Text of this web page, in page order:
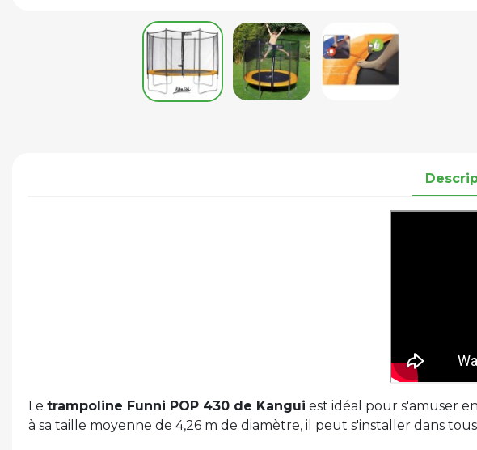
Le trampoline Funni POP 430 de Kangui est idéal pour s'amuser
à sa taille moyenne de 4,26 m de diamètre, il peut s'installer dans tous